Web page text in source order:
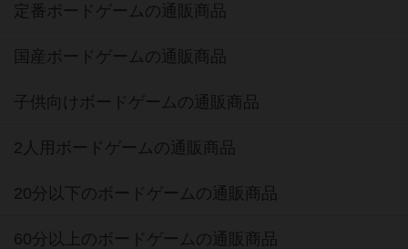
定番ボードゲームの通販商品
国産ボードゲームの通販商品
子供向けボードゲームの通販商品
2人用ボードゲームの通販商品
20分以下のボードゲームの通販商品
60分以上のボードゲームの通販商品